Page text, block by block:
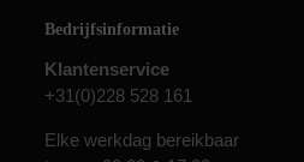
Bedrijfsinformatie
Klantenservice
+31(0)228 528 161
Elke werkdag bereikbaar